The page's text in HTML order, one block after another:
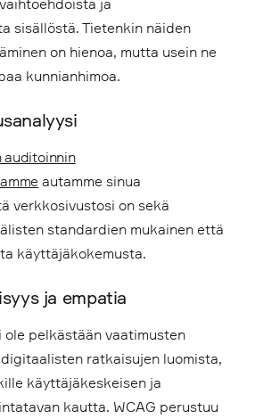
ja
sisällöstä. Tietenkin näiden
on hienoa, mutta usein ne
kunnianhimoa.
auditoinnin
autamme sinua
verkkosivustosi on sekä
standardien mukainen että
käyttäjäkokemusta.
ja empatia
ole pelkästään vaatimusten
ratkaisujen luomista,
käyttäjäkeskeisen ja
kautta. WCAG perustuu